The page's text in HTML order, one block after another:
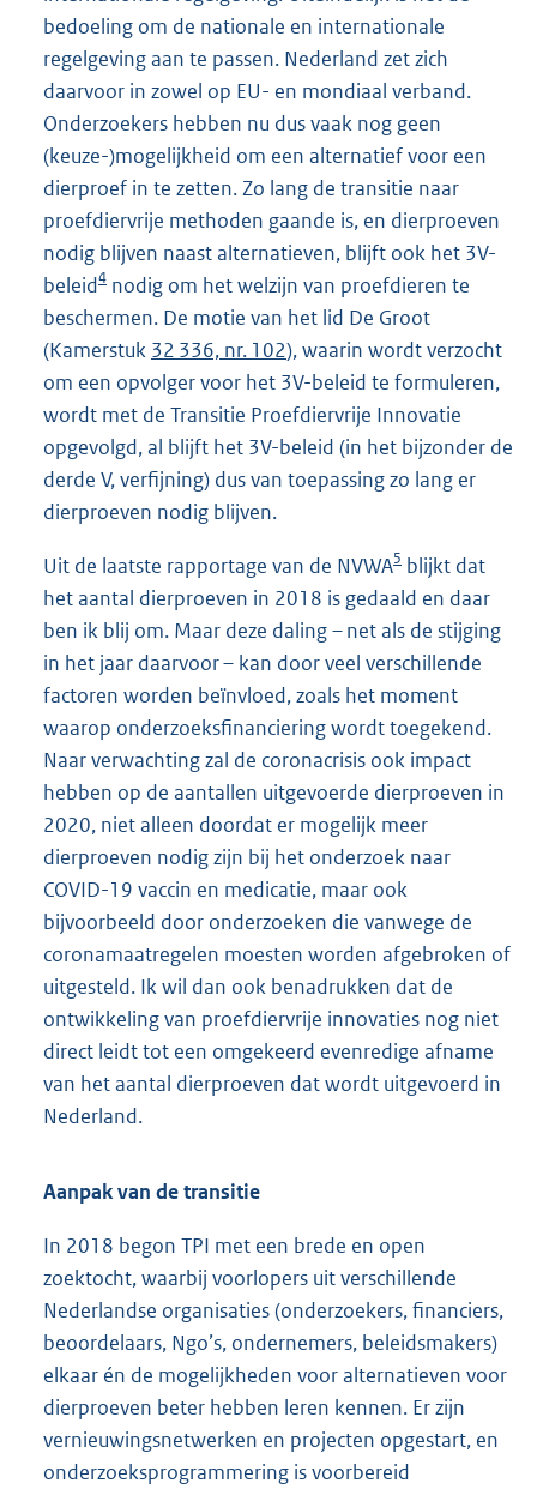
bedoeling om de nationale en internationale
regelgeving aan te passen. Nederland zet zich
daarvoor in zowel op EU- en mondiaal verband.
Onderzoekers hebben nu dus vaak nog geen
(keuze-)mogelijkheid om een alternatief voor een
dierproef in te zetten. Zo lang de transitie naar
proefdiervrije methoden gaande is, en dierproeven
nodig blijven naast alternatieven, blijft ook het 3V-
beleid4 nodig om het welzijn van proefdieren te
beschermen. De motie van het lid De Groot
(Kamerstuk 32 336, nr. 102), waarin wordt verzocht
om een opvolger voor het 3V-beleid te formuleren,
wordt met de Transitie Proefdiervrije Innovatie
opgevolgd, al blijft het 3V-beleid (in het bijzonder de
derde V, verfijning) dus van toepassing zo lang er
dierproeven nodig blijven.
Uit de laatste rapportage van de NVWA5 blijkt dat
het aantal dierproeven in 2018 is gedaald en daar
ben ik blij om. Maar deze daling – net als de stijging
in het jaar daarvoor – kan door veel verschillende
factoren worden beïnvloed, zoals het moment
waarop onderzoeksfinanciering wordt toegekend.
Naar verwachting zal de coronacrisis ook impact
hebben op de aantallen uitgevoerde dierproeven in
2020, niet alleen doordat er mogelijk meer
dierproeven nodig zijn bij het onderzoek naar
COVID-19 vaccin en medicatie, maar ook
bijvoorbeeld door onderzoeken die vanwege de
coronamaatregelen moesten worden afgebroken of
uitgesteld. Ik wil dan ook benadrukken dat de
ontwikkeling van proefdiervrije innovaties nog niet
direct leidt tot een omgekeerd evenredige afname
van het aantal dierproeven dat wordt uitgevoerd in
Nederland.
Aanpak van de transitie
In 2018 begon TPI met een brede en open
zoektocht, waarbij voorlopers uit verschillende
Nederlandse organisaties (onderzoekers, financiers,
beoordelaars, Ngo’s, ondernemers, beleidsmakers)
elkaar én de mogelijkheden voor alternatieven voor
dierproeven beter hebben leren kennen. Er zijn
vernieuwingsnetwerken en projecten opgestart, en
onderzoeksprogrammering is voorbereid